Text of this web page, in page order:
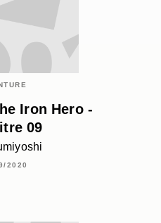
Iron Hero -
09
2020